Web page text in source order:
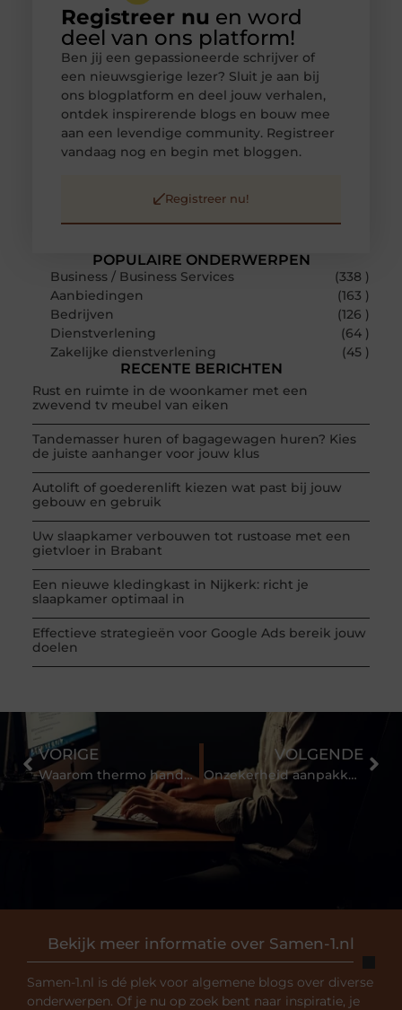
POPULAIRE ONDERWERPEN
Business / Business Services
(338 )
Aanbiedingen
(163 )
Bedrijven
(126 )
Dienstverlening
(64 )
Zakelijke dienstverlening
(45 )
RECENTE BERICHTEN
Rust en ruimte in de woonkamer met een
zwevend tv meubel van eiken
Tandemasser huren of bagagewagen huren? Kies
de juiste aanhanger voor jouw klus
Autolift of goederenlift kiezen wat past bij jouw
gebouw en gebruik
Uw slaapkamer verbouwen tot rustoase met een
gietvloer in Brabant
Een nieuwe kledingkast in Nijkerk: richt je
slaapkamer optimaal in
Effectieve strategieën voor Google Ads bereik jouw
doelen
Registreer nu en word
deel van ons platform!
Ben jij een gepassioneerde schrijver of
een nieuwsgierige lezer? Sluit je aan bij
ons blogplatform en deel jouw verhalen,
ontdek inspirerende blogs en bouw mee
aan een levendige community. Registreer
vandaag nog en begin met bloggen.
Registreer nu!
Bekijk meer informatie over Samen-1.nl
Samen-1.nl is dé plek voor algemene blogs over diverse
onderwerpen. Of je nu op zoek bent naar inspiratie, je
VORIGE
Waarom thermo handschoenen dragen?
VOLGENDE
Onzekerheid aanpakken? Hoe doe je dat?